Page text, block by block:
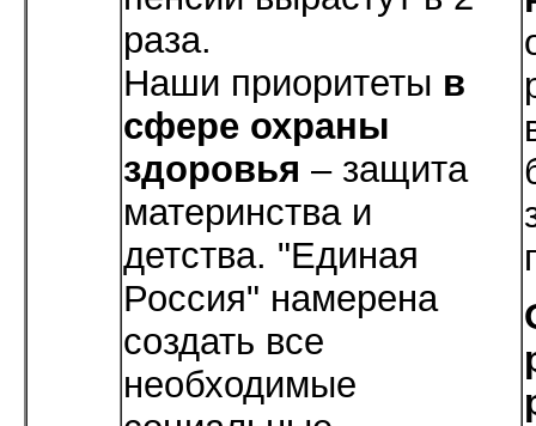
раза.
Наши приоритеты в
сфере охраны
здоровья – защита
материнства и
детства. "Единая
Россия" намерена
создать все
необходимые